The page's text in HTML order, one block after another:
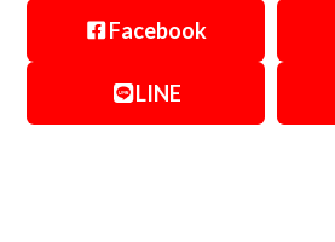
Facebook
LINE